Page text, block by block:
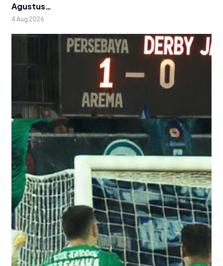
Agustus…
4 Aug 2026